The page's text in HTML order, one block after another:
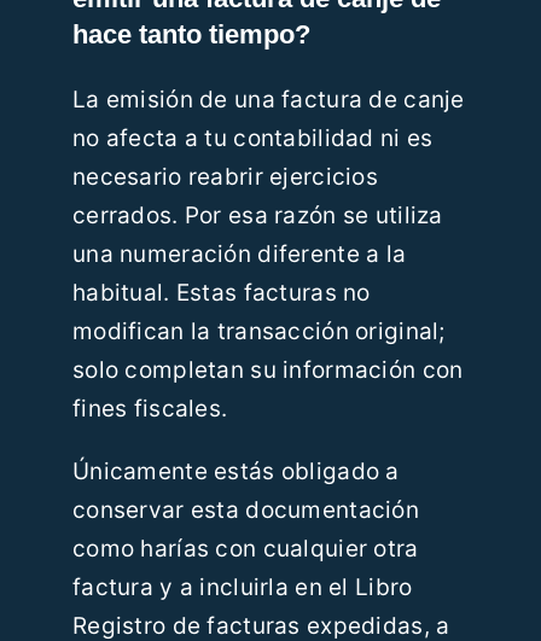
hace tanto tiempo?
La emisión de una factura de canje
no afecta a tu contabilidad ni es
necesario reabrir ejercicios
cerrados. Por esa razón se utiliza
una numeración diferente a la
habitual. Estas facturas no
modifican la transacción original;
solo completan su información con
fines fiscales.
Únicamente estás obligado a
conservar esta documentación
como harías con cualquier otra
factura y a incluirla en el Libro
Registro de facturas expedidas, a